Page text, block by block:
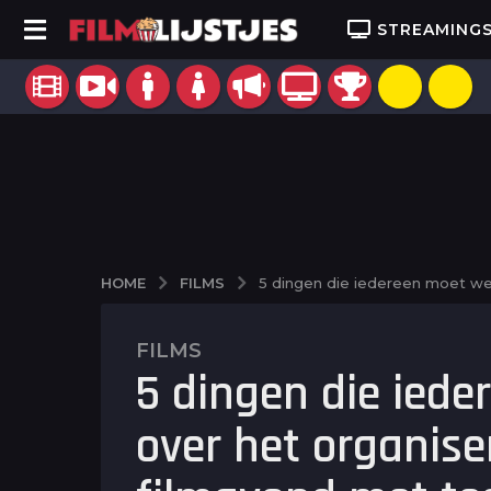
HOME FILMS 5 dingen die iedereen moet
2
j
a
r
a
FILMS
5 dingen die
over het